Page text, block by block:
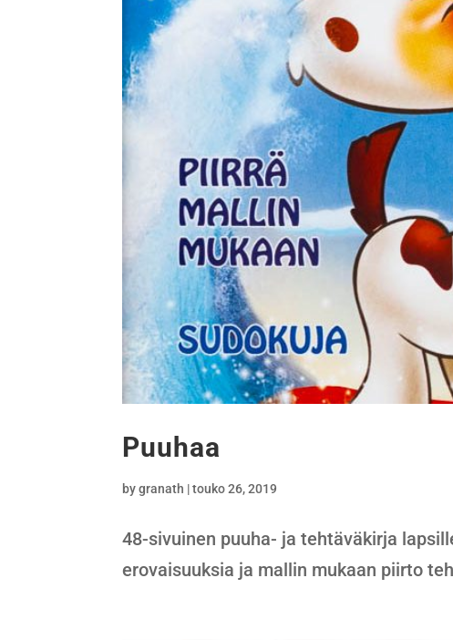
Puuhaa
bygranath |touko 26, 2019
48-sivuinen puuha- ja tehtäväkirja
erovaisuuksia ja mallin mukaan piirto